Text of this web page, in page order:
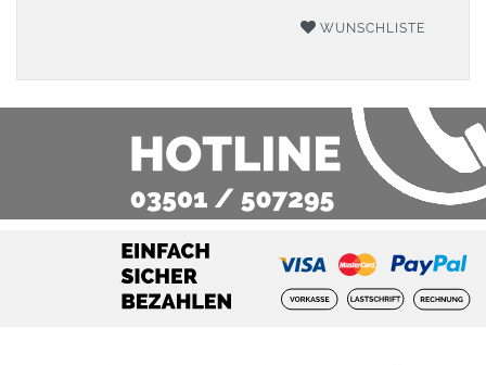
WUNSCHLISTE